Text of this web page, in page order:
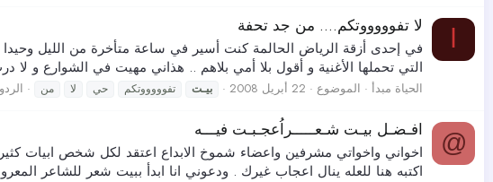
لا تفوووووتكم.... من جد تحفة
في إحدى أزقة الرياض الحالمة كنت أسير في ساعة متأخرة من الليل وحيدا
التي تحملها الأغنية و أقول بلا أمي بلاهم .. هذاني مهيت في الشوارع و لا
الحياة مبدأ الموضوع 22 أبريل 2008 بيـت تفوووووتكم حي لا من
@ افـضـل بيـت شـعـــــراُعجـبـت فيـــه
اخواني واخواتي مشرفين واعضاء شموخ الابداع اعتقد لكل شخص ابيات
اكتبه هنا للعله ينال اعجاب غيرك . ودعوني انا ابدأ ببيت شعر للشاعر